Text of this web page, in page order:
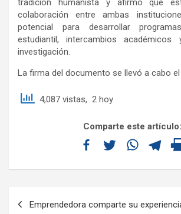
tradición humanista y afirmó que
colaboración entre ambas
potencial para desarrollar
estudiantil, intercambios
investigación.
La firma del documento se llevó a cabo
4,087 vistas, 2 hoy
Comparte este artículo:
Emprendedora comparte su